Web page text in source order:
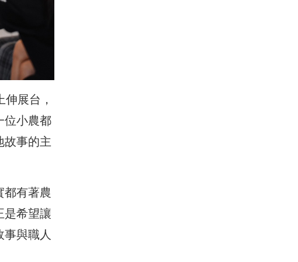
展台，
位小農都
故事的主
都有著農
是希望讓
與職人